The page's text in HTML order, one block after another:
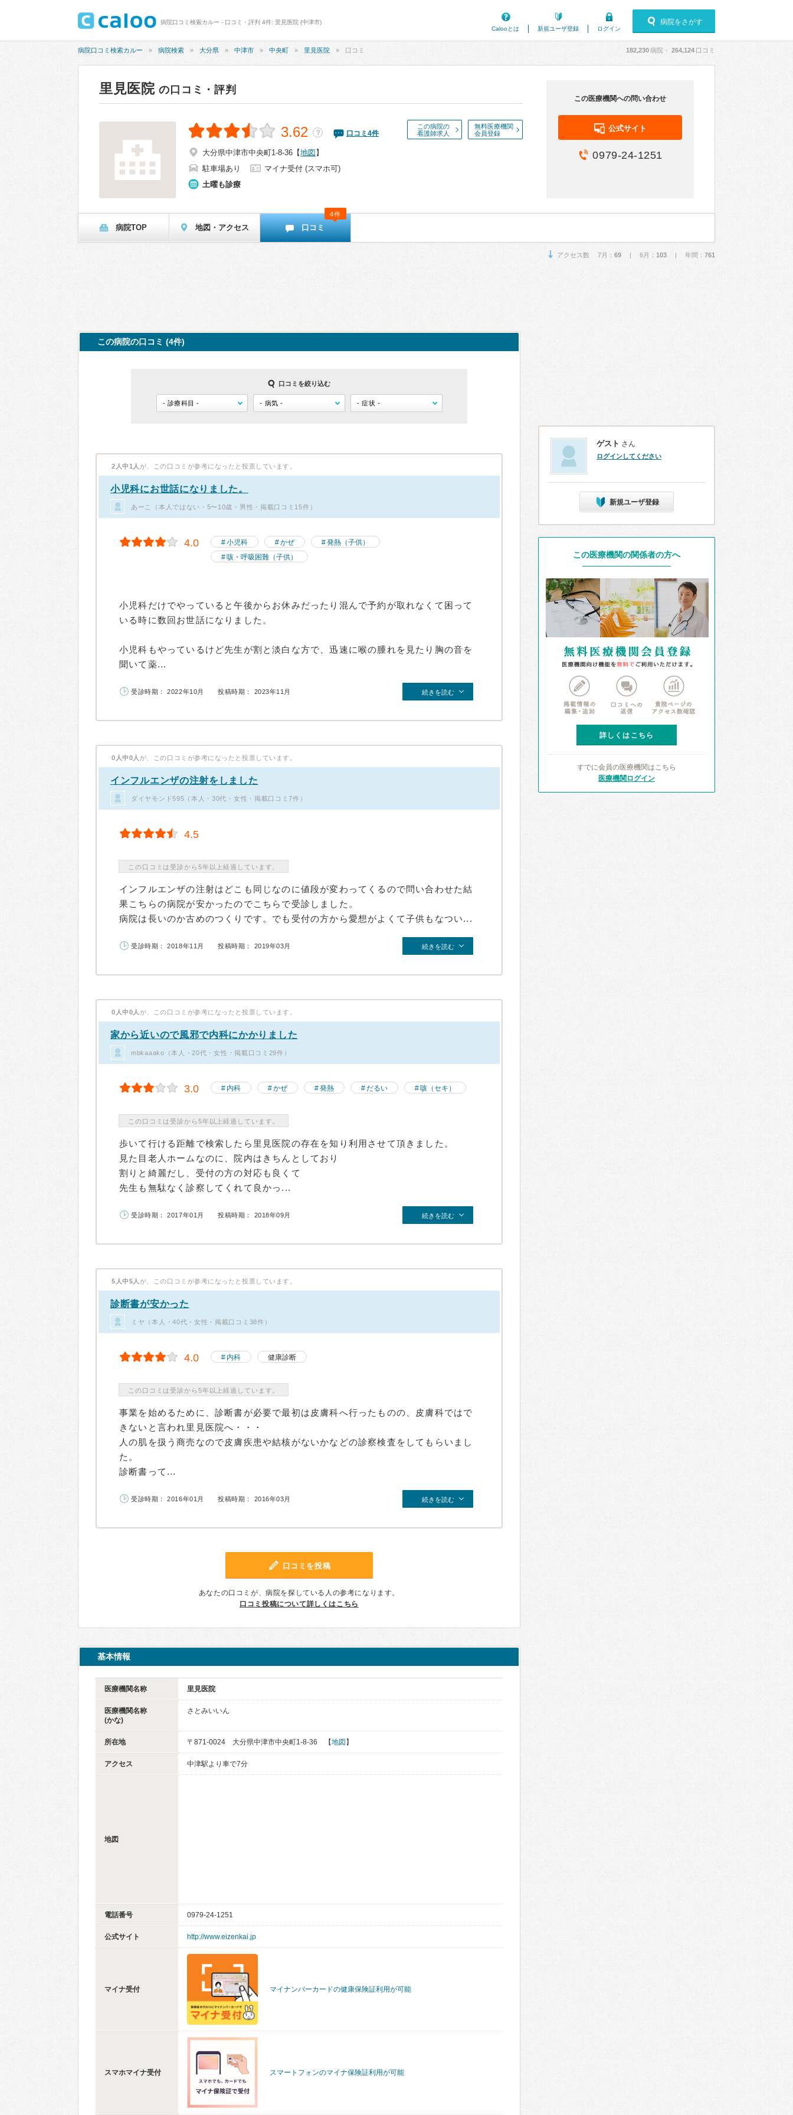
病院口コミ検索カルー - 口コミ・評判 4件: 里見医院 (中津市)
Calooとは
新規ユーザ登録 ログイン
病院をさがす
病院口コミ検索カルー 病院検索 大分県 中津市 中央町 里見医院 口コミ 182,230病院・ 264,124 口コミ
里見医院 の口コミ・評判
この病院の
看護師求人
無料医療機関
会員登録
3.62 ？ 口コミ 4件
大分県中津市中央町1-8-36 【地図 】
駐車場あり
マイナ受付 (スマホ可)
土曜も診療
この医療機関への問い合わせ
公式サイト
0979-24-1251
病院TOP 地図・アクセス 口コミ
4件
アクセス数 7月： 69 | 6月： 103 | 年間： 761
この病院の口コミ (4件)
口コミを絞り込む
2人中1人 が、この口コミが参考になったと投票しています。
小児科にお世話になりました。
あーこ（本人ではない・5〜10歳・男性・掲載口コミ15件）
4.0 小児科 かぜ
発熱（子供）
咳・呼吸困難（子供）
小児科だけでやっていると午後からお休みだったり混んで予約が取れなくて困って
いる時に数回お世話になりました。
小児科もやっているけど先生が割と淡白な方で、迅速に喉の腫れを見たり胸の音を
聞いて薬...
受診時期： 2022年10月 投稿時期： 2023年11月 続きを読む
0人中0人 が、この口コミが参考になったと投票しています。
インフルエンザの注射をしました
ダイヤモンド595（本人・30代・女性・掲載口コミ7件）
4.5
この口コミは受診から5年以上経過しています。
インフルエンザの注射はどこも同じなのに値段が変わってくるので問い合わせた結
果こちらの病院が安かったのでこちらで受診しました。
病院は長いのか古めのつくりです。でも受付の方から愛想がよくて子供もなつい...
受診時期： 2018年11月 投稿時期： 2019年03月 続きを読む
0人中0人 が、この口コミが参考になったと投票しています。
家から近いので風邪で内科にかかりました
mbkaaako（本人・20代・女性・掲載口コミ29件）
3.0 内科 かぜ 発熱 だるい 咳（セキ）
この口コミは受診から5年以上経過しています。
歩いて行ける距離で検索したら里見医院の存在を知り利用させて頂きました。
見た目老人ホームなのに、院内はきちんとしており
割りと綺麗だし、受付の方の対応も良くて
先生も無駄なく診察してくれて良かっ...
受診時期： 2017年01月 投稿時期： 2018年09月 続きを読む
5人中5人 が、この口コミが参考になったと投票しています。
診断書が安かった
ミヤ（本人・40代・女性・掲載口コミ38件）
4.0 内科 健康診断
この口コミは受診から5年以上経過しています。
事業を始めるために、診断書が必要で最初は皮膚科へ行ったものの、皮膚科ではで
きないと言われ里見医院へ・・・
人の肌を扱う商売なので皮膚疾患や結核がないかなどの診察検査をしてもらいまし
た。
診断書って...
受診時期： 2016年01月 投稿時期： 2016年03月 続きを読む
口コミを投稿
あなたの口コミが、病院を探している人の参考になります。
口コミ投稿について詳しくはこちら
基本情報
医療機関名称 里見医院
医療機関名称
(かな)
さとみいいん
所在地 〒871-0024 大分県中津市中央町1-8-36 【地図 】
アクセス 中津駅より車で7分
地図
電話番号 0979-24-1251
公式サイト http://www.eizenkai.jp
マイナ受付 マイナンバーカードの健康保険証利用が可能
スマホマイナ受付 スマートフォンのマイナ保険証利用が可能
ゲスト さん
ログインしてください
新規ユーザ登録
この医療機関の関係者の方へ
詳しくはこちら
すでに会員の医療機関はこちら
医療機関ログイン